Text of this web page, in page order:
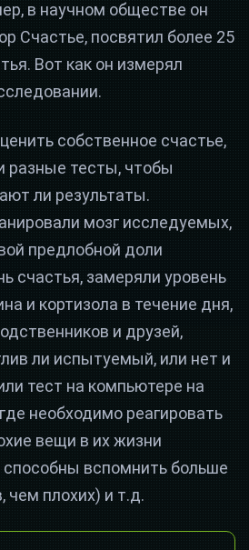
в научном обществе он
Счастье, посвятил более 25
Вот как он измерял
собственное счастье,
разные тесты, чтобы
ли результаты.
мозг исследуемых,
предлобной доли
счастья, замеряли уровень
и кортизола в течение дня,
и друзей,
ли испытуемый, или нет и
тест на компьютере на
необходимо реагировать
вещи в их жизни
вспомнить больше
плохих) и т.д.